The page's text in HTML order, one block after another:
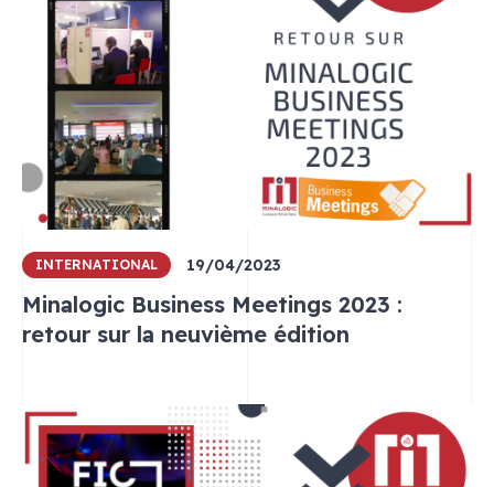
INTERNATIONAL 19/04/2023
Minalogic Business Meetings 2023 :
retour sur la neuvième édition